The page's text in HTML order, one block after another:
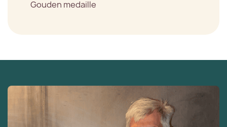
Gouden medaille